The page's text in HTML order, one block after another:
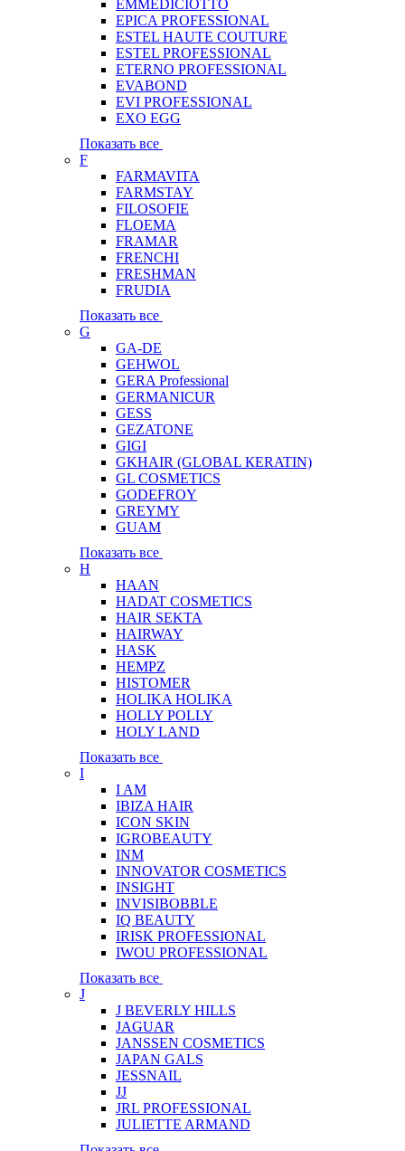
EMMEDICIOTTO
EPICA PROFESSIONAL
ESTEL HAUTE COUTURE
ESTEL PROFESSIONAL
ETERNO PROFESSIONAL
EVABOND
EVI PROFESSIONAL
EXO EGG
Показать все
F
FARMAVITA
FARMSTAY
FILOSOFIE
FLOEMA
FRAMAR
FRENCHI
FRESHMAN
FRUDIA
Показать все
G
GA-DE
GEHWOL
GERA Professional
GERMANICUR
GESS
GEZATONE
GIGI
GKHAIR (GLOBAL КЕRATIN)
GL COSMETICS
GODEFROY
GREYMY
GUAM
Показать все
H
HAAN
HADAT COSMETICS
HAIR SEKTA
HAIRWAY
HASK
HEMPZ
HISTOMER
HOLIKA HOLIKA
HOLLY POLLY
HOLY LAND
Показать все
I
I AM
IBIZA HAIR
ICON SKIN
IGROBEAUTY
INM
INNOVATOR COSMETICS
INSIGHT
INVISIBOBBLE
IQ BEAUTY
IRISK PROFESSIONAL
IWOU PROFESSIONAL
Показать все
J
J BEVERLY HILLS
JAGUAR
JANSSEN COSMETICS
JAPAN GALS
JESSNAIL
JJ
JRL PROFESSIONAL
JULIETTE ARMAND